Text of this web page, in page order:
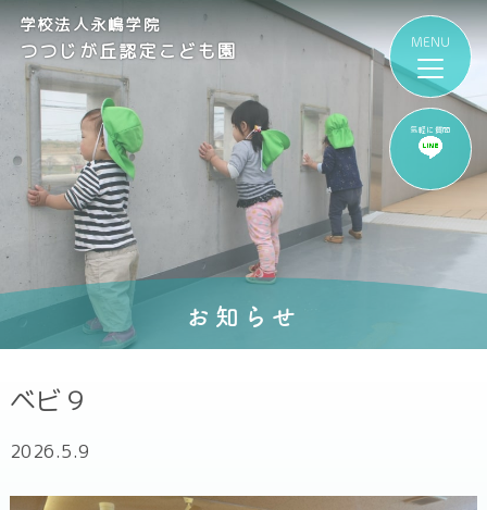
気軽に質問
学校法人永嶋学院
つつじが丘認定こども園
お知らせ
ベビ９
2026.5.9